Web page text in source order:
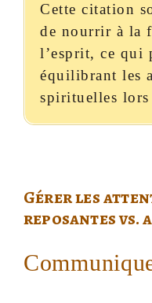
Cette citation
de nourrir à la
l’esprit, ce qui
équilibrant les
spirituelles lors
Gérer les
reposantes vs.